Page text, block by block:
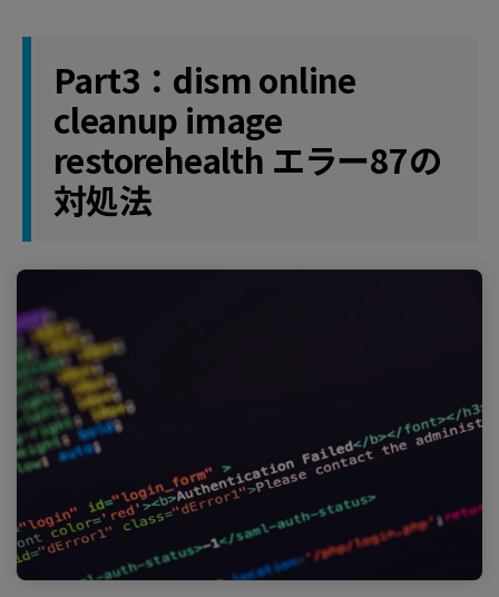
Part3：dism online
cleanup image
restorehealth エラー87の
対処法